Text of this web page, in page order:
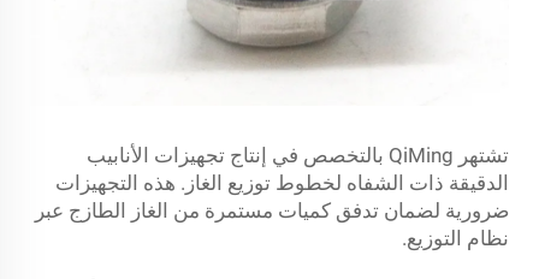
تشتهر QiMing بالتخصص في إنتاج تجهيزات الأنابيب
الدقيقة ذات الشفاه لخطوط توزيع الغاز. هذه التجهيزات
ضرورية لضمان تدفق كميات مستمرة من الغاز الطازج عبر
نظام التوزيع.